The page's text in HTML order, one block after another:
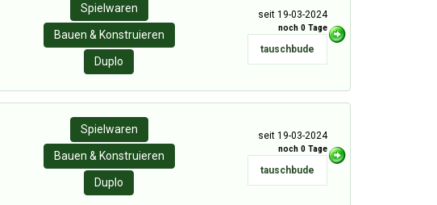
Spielwaren
Bauen & Konstruieren
Duplo
seit 19-03-2024
noch 0 Tage
tauschbude
Spielwaren
Bauen & Konstruieren
Duplo
seit 19-03-2024
noch 0 Tage
tauschbude